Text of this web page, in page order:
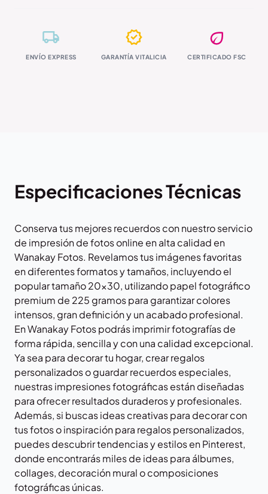
ENVÍO EXPRESS GARANTÍA VITALICIA CERTIFICADO FSC
Especificaciones Técnicas
Conserva tus mejores recuerdos con nuestro servicio
de impresión de fotos online en alta calidad en
Wanakay Fotos. Revelamos tus imágenes favoritas
en diferentes formatos y tamaños, incluyendo el
popular tamaño 20×30, utilizando papel fotográfico
premium de 225 gramos para garantizar colores
intensos, gran definición y un acabado profesional.
EnWanakay Fotospodrás imprimir fotografías de
forma rápida, sencilla y con una calidad excepcional.
Ya sea para decorar tu hogar, crear regalos
personalizados o guardar recuerdos especiales,
nuestras impresiones fotográficas están diseñadas
para ofrecer resultados duraderos y profesionales.
Además, si buscas ideas creativas para decorar con
tus fotos o inspiración para regalos personalizados,
puedes descubrir tendencias y estilos enPinterest,
donde encontrarás miles de ideas para álbumes,
collages, decoración mural o composiciones
fotográficas únicas.